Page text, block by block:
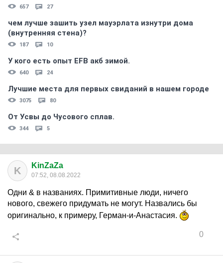
657 27
чем лучше зашить узел мауэрлата изнутри дома
(внутренняя стена)?
187 10
У кого есть опыт EFB акб зимой.
640 24
Лучшие места для первых свиданий в нашем городе
3075 80
От Усвы до Чусового сплав.
344 5
K KinZaZa
07:52, 08.08.2022
Одни & в названиях. Примитивные люди, ничего
нового, свежего придумать не могут. Назвались бы
оригинально, к примеру, Герман-и-Анастасия.
0